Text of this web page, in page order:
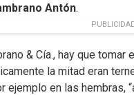
Antón.
& Cía., hay que tomar
la mitad eran
ejemplo en las hembras,